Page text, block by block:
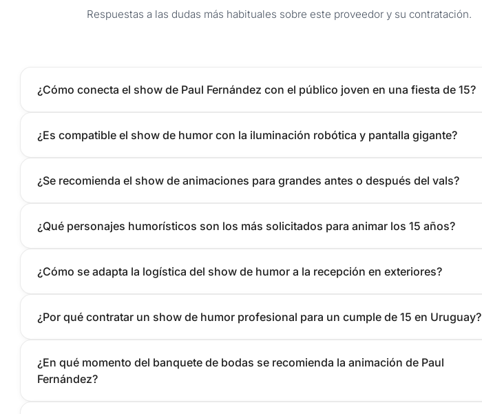
Respuestas a las dudas más habituales sobre este proveedor y su contratación.
¿Cómo conecta el show de Paul Fernández con el público joven en una fiesta de 15?
¿Es compatible el show de humor con la iluminación robótica y pantalla gigante?
¿Se recomienda el show de animaciones para grandes antes o después del vals?
¿Qué personajes humorísticos son los más solicitados para animar los 15 años?
¿Cómo se adapta la logística del show de humor a la recepción en exteriores?
¿Por qué contratar un show de humor profesional para un cumple de 15 en Uruguay?
¿En qué momento del banquete de bodas se recomienda la animación de Paul
Fernández?